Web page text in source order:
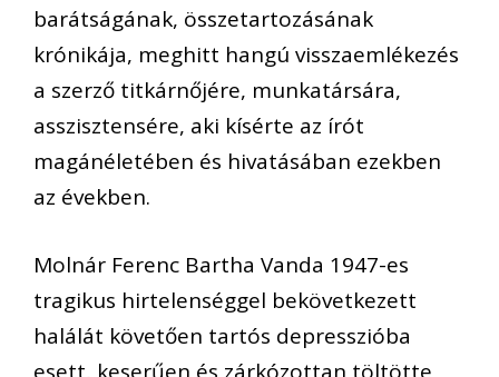
barátságának, összetartozásának
krónikája, meghitt hangú visszaemlékezés
a szerző titkárnőjére, munkatársára,
asszisztensére, aki kísérte az írót
magánéletében és hivatásában ezekben
az években.
Molnár Ferenc Bartha Vanda 1947-es
tragikus hirtelenséggel bekövetkezett
halálát követően tartós depresszióba
esett, keserűen és zárkózottan töltötte